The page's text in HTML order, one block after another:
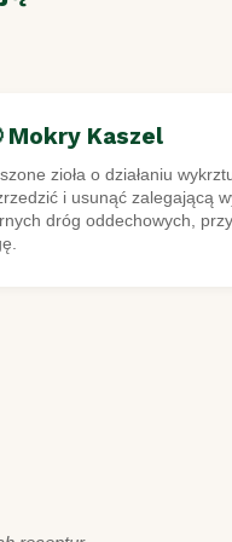
Mokry Kaszel
zioła o działaniu
i usunąć zalegającą
dróg oddechowych,